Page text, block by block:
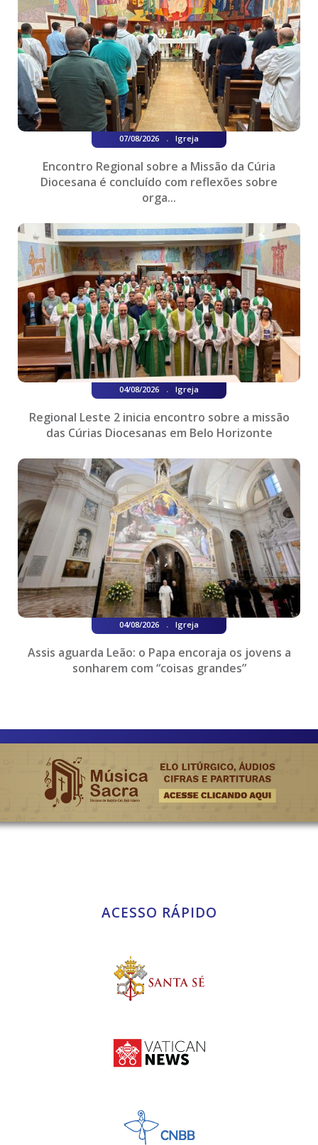
07/08/2026 . Igreja
Encontro Regional sobre a Missão da Cúria
Diocesana é concluído com reflexões sobre
orga...
04/08/2026 . Igreja
Regional Leste 2 inicia encontro sobre a missão
das Cúrias Diocesanas em Belo Horizonte
04/08/2026 . Igreja
Assis aguarda Leão: o Papa encoraja os jovens a
sonharem com “coisas grandes”
ACESSO RÁPIDO